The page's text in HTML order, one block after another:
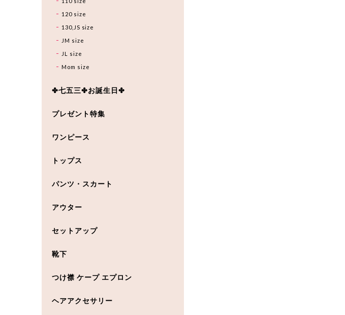
120 size
130,JS size
JM size
JL size
Mom size
✤七五三✤お誕生日✤
プレゼント特集
ワンピース
トップス
パンツ・スカート
アウター
セットアップ
靴下
つけ襟 ケープ エプロン
ヘアアクセサリー